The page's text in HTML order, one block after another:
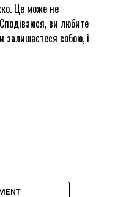
Це може не
ви любите
залишаєтеся собою, і